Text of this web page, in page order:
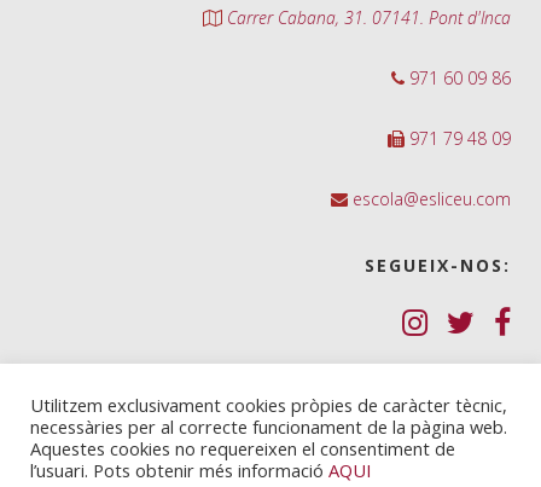
Carrer Cabana, 31. 07141. Pont d'Inca
971 60 09 86
971 79 48 09
escola@esliceu.com
SEGUEIX-NOS:
Política de Galetes (cookies)
Política de privadesa
Utilitzem exclusivament cookies pròpies de caràcter tècnic,
necessàries per al correcte funcionament de la pàgina web.
Aquestes cookies no requereixen el consentiment de
l’usuari. Pots obtenir més informació AQUI